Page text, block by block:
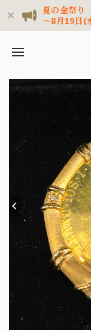
夏の金祭り
～8月19日(